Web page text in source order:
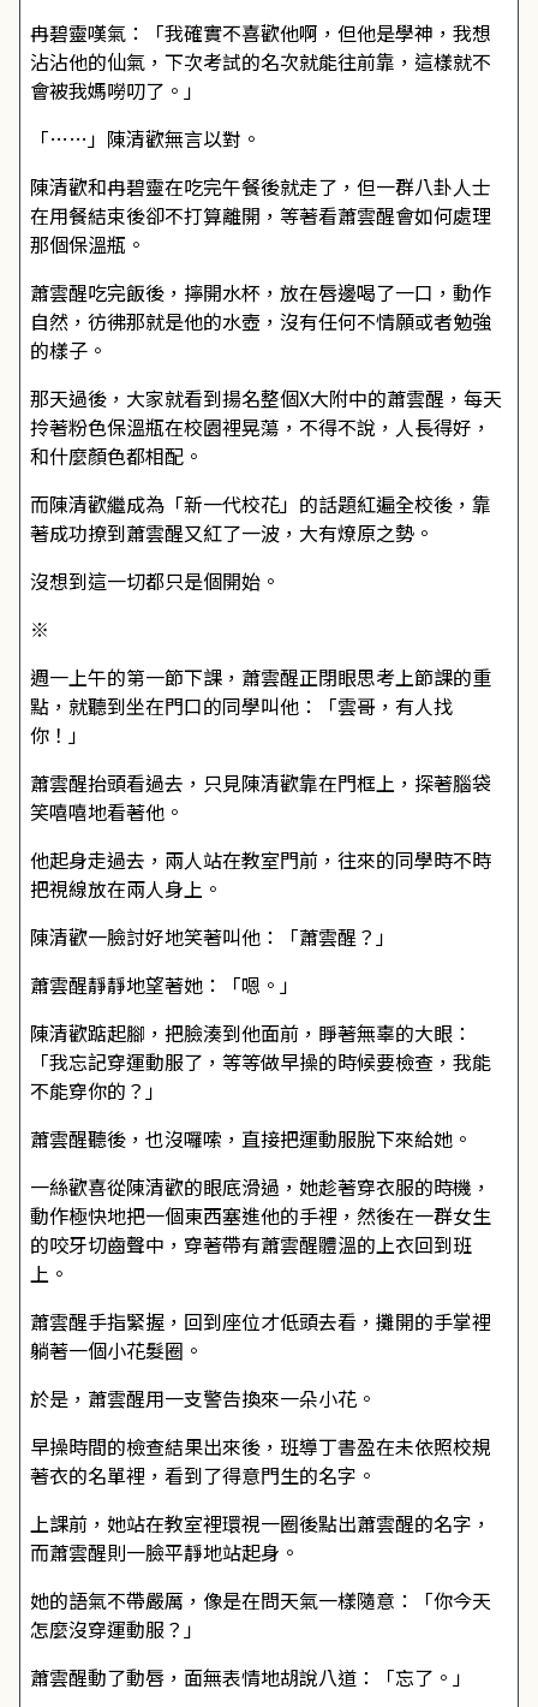
冉碧靈嘆氣：「我確實不喜歡他啊，但他是學神，我想
沾沾他的仙氣，下次考試的名次就能往前靠，這樣就不
會被我媽嘮叨了。」
「……」陳清歡無言以對。
陳清歡和冉碧靈在吃完午餐後就走了，但一群八卦人士
在用餐結束後卻不打算離開，等著看蕭雲醒會如何處理
那個保溫瓶。
蕭雲醒吃完飯後，擰開水杯，放在唇邊喝了一口，動作
自然，彷彿那就是他的水壺，沒有任何不情願或者勉強
的樣子。
那天過後，大家就看到揚名整個X大附中的蕭雲醒，每天
拎著粉色保溫瓶在校園裡晃蕩，不得不說，人長得好，
和什麼顏色都相配。
而陳清歡繼成為「新一代校花」的話題紅遍全校後，靠
著成功撩到蕭雲醒又紅了一波，大有燎原之勢。
沒想到這一切都只是個開始。
※
週一上午的第一節下課，蕭雲醒正閉眼思考上節課的重
點，就聽到坐在門口的同學叫他：「雲哥，有人找
你！」
蕭雲醒抬頭看過去，只見陳清歡靠在門框上，探著腦袋
笑嘻嘻地看著他。
他起身走過去，兩人站在教室門前，往來的同學時不時
把視線放在兩人身上。
陳清歡一臉討好地笑著叫他：「蕭雲醒？」
蕭雲醒靜靜地望著她：「嗯。」
陳清歡踮起腳，把臉湊到他面前，睜著無辜的大眼：
「我忘記穿運動服了，等等做早操的時候要檢查，我能
不能穿你的？」
蕭雲醒聽後，也沒囉嗦，直接把運動服脫下來給她。
一絲歡喜從陳清歡的眼底滑過，她趁著穿衣服的時機，
動作極快地把一個東西塞進他的手裡，然後在一群女生
的咬牙切齒聲中，穿著帶有蕭雲醒體溫的上衣回到班
上。
蕭雲醒手指緊握，回到座位才低頭去看，攤開的手掌裡
躺著一個小花髮圈。
於是，蕭雲醒用一支警告換來一朵小花。
早操時間的檢查結果出來後，班導丁書盈在未依照校規
著衣的名單裡，看到了得意門生的名字。
上課前，她站在教室裡環視一圈後點出蕭雲醒的名字，
而蕭雲醒則一臉平靜地站起身。
她的語氣不帶嚴厲，像是在問天氣一樣隨意：「你今天
怎麼沒穿運動服？」
蕭雲醒動了動唇，面無表情地胡說八道：「忘了。」